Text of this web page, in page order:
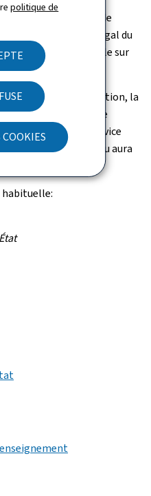
politique de
COOKIES
apporte des éléments de
et le cadre légal du
éclairage accessible sur
de travail.
et de prévention, la
un axe important de
que le Service
dont le contenu aura
réguliers.
habituelle: